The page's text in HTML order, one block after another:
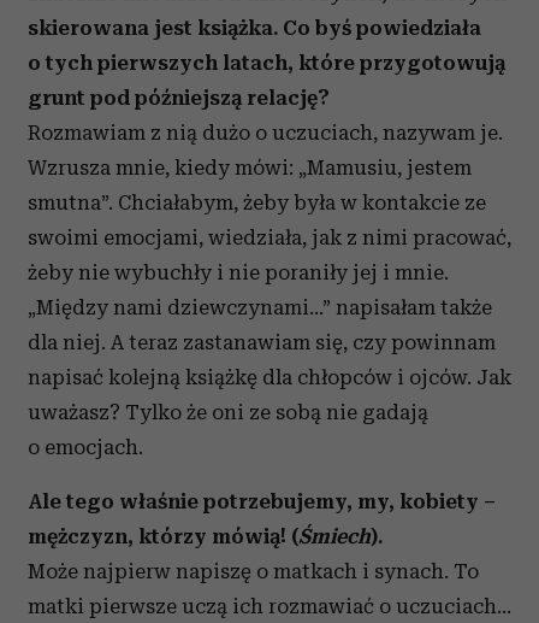
skierowana jest książka. Co byś powiedziała
o tych pierwszych latach, które przygotowują
grunt pod późniejszą relację?
Rozmawiam z nią dużo o uczuciach, nazywam je.
Wzrusza mnie, kiedy mówi: „Mamusiu, jestem
smutna”. Chciałabym, żeby była w kontakcie ze
swoimi emocjami, wiedziała, jak z nimi pracować,
żeby nie wybuchły i nie poraniły jej i mnie.
„Między nami dziewczynami…” napisałam także
dla niej. A teraz zastanawiam się, czy powinnam
napisać kolejną książkę dla chłopców i ojców. Jak
uważasz? Tylko że oni ze sobą nie gadają
o emocjach.
Ale tego właśnie potrzebujemy, my, kobiety –
mężczyzn, którzy mówią! (Śmiech).
Może najpierw napiszę o matkach i synach. To
matki pierwsze uczą ich rozmawiać o uczuciach...